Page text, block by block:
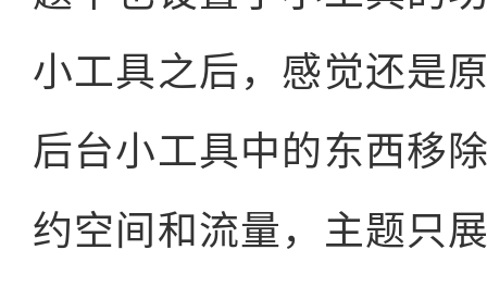
小工具之后，感觉还是
后台小工具中的东西移
约空间和流量，主题只